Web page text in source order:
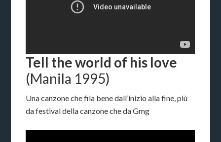
Tell the world of his love
(Manila 1995)
Una canzone che fila bene dall’inizio alla fine, più
da festival della canzone che da Gmg